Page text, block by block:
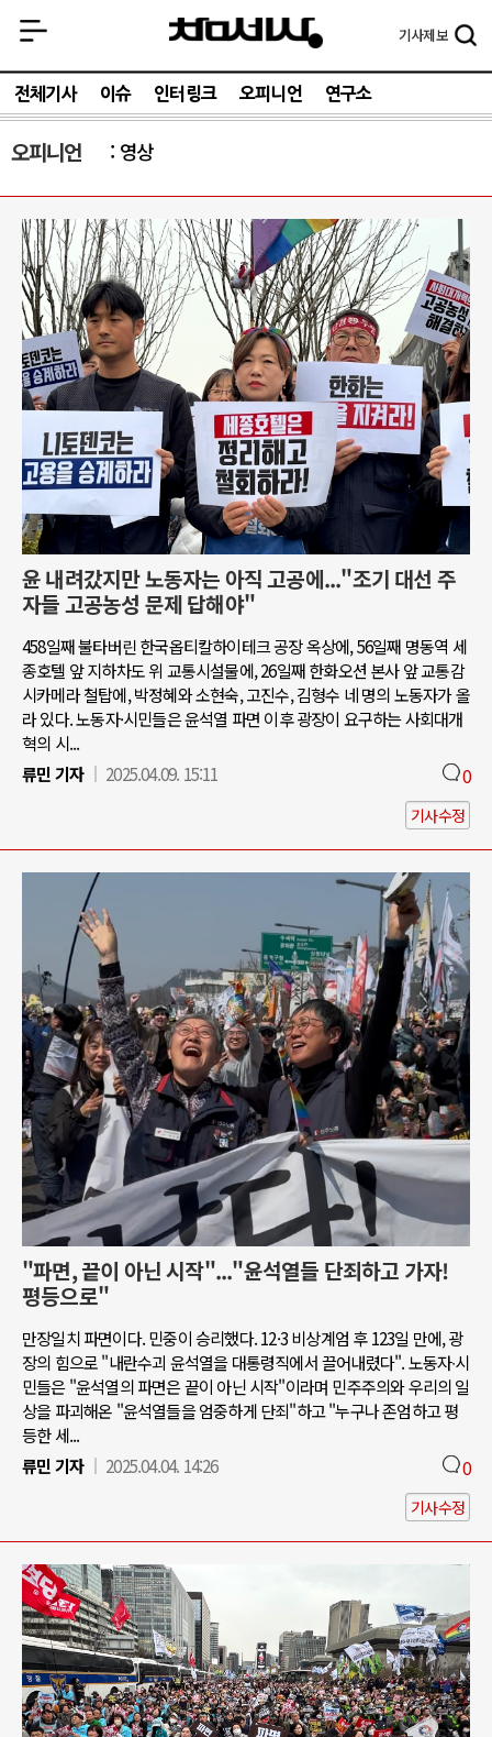
기사제보
전체기사 이슈 인터링크 오피니언 연구소
오피니언 영상
윤 내려갔지만 노동자는 아직 고공에..."조기 대선 주
자들 고공농성 문제 답해야"
458일째 불타버린 한국옵티칼하이테크 공장 옥상에, 56일째 명동역 세
종호텔 앞 지하차도 위 교통시설물에, 26일째 한화오션 본사 앞 교통감
시카메라 철탑에, 박정혜와 소현숙, 고진수, 김형수 네 명의 노동자가 올
라 있다. 노동자·시민들은 윤석열 파면 이후 광장이 요구하는 사회대개
혁의 시...
류민 기자
2025.04.09. 15:11 0
기사수정
"파면, 끝이 아닌 시작"..."윤석열들 단죄하고 가자!
평등으로"
만장일치 파면이다. 민중이 승리했다. 12·3 비상계엄 후 123일 만에, 광
장의 힘으로 "내란수괴 윤석열을 대통령직에서 끌어내렸다". 노동자∙시
민들은 "윤석열의 파면은 끝이 아닌 시작"이라며 민주주의와 우리의 일
상을 파괴해온 "윤석열들을 엄중하게 단죄"하고 "누구나 존엄하고 평
등한 세...
류민 기자
2025.04.04. 14:26 0
기사수정